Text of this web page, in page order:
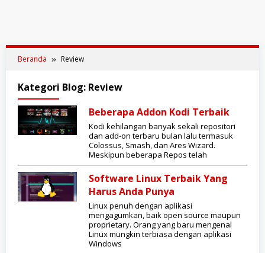
Beranda Review
Kategori Blog: Review
Beberapa Addon Kodi Terbaik
Kodi kehilangan banyak sekali repositori
dan add-on terbaru bulan lalu termasuk
Colossus, Smash, dan Ares Wizard.
Meskipun beberapa Repos telah
Software Linux Terbaik Yang
Harus Anda Punya
Linux penuh dengan aplikasi
mengagumkan, baik open source maupun
proprietary. Orang yang baru mengenal
Linux mungkin terbiasa dengan aplikasi
Windows